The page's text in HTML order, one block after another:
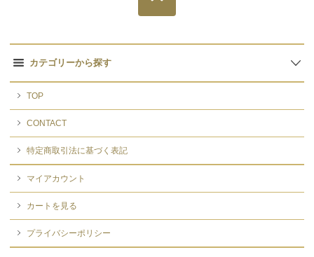
カテゴリーから探す
TOP
CONTACT
特定商取引法に基づく表記
マイアカウント
カートを見る
プライバシーポリシー